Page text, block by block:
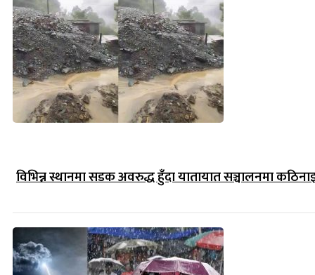
विभिन्न स्थानमा सडक अवरुद्ध हुँदा यातायात सञ्चालनमा